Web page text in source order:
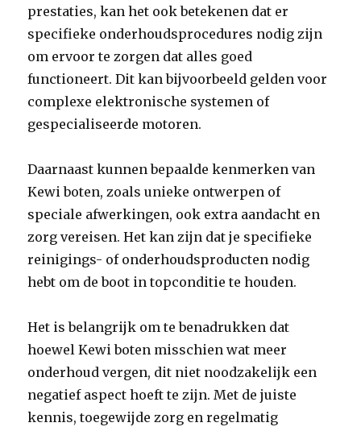
prestaties, kan het ook betekenen dat er
specifieke onderhoudsprocedures nodig zijn
om ervoor te zorgen dat alles goed
functioneert. Dit kan bijvoorbeeld gelden voor
complexe elektronische systemen of
gespecialiseerde motoren.
Daarnaast kunnen bepaalde kenmerken van
Kewi boten, zoals unieke ontwerpen of
speciale afwerkingen, ook extra aandacht en
zorg vereisen. Het kan zijn dat je specifieke
reinigings- of onderhoudsproducten nodig
hebt om de boot in topconditie te houden.
Het is belangrijk om te benadrukken dat
hoewel Kewi boten misschien wat meer
onderhoud vergen, dit niet noodzakelijk een
negatief aspect hoeft te zijn. Met de juiste
kennis, toegewijde zorg en regelmatig